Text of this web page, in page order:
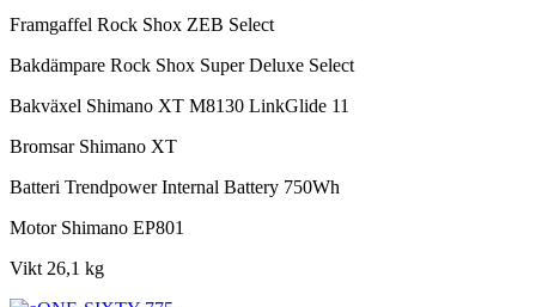
Framgaffel Rock Shox ZEB Select
Bakdämpare Rock Shox Super Deluxe Select
Bakväxel Shimano XT M8130 LinkGlide 11
Bromsar Shimano XT
Batteri Trendpower Internal Battery 750Wh
Motor Shimano EP801
Vikt 26,1 kg